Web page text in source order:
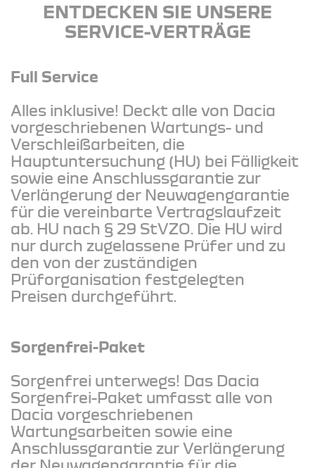
ENTDECKEN SIE UNSERE
SERVICE-VERTRÄGE
Full Service
Alles inklusive! Deckt alle von Dacia
vorgeschriebenen Wartungs- und
Verschleißarbeiten, die
Hauptuntersuchung (HU) bei Fälligkeit
sowie eine Anschlussgarantie zur
Verlängerung der Neuwagengarantie
für die vereinbarte Vertragslaufzeit
ab. HU nach § 29 StVZO. Die HU wird
nur durch zugelassene Prüfer und zu
den von der zuständigen
Prüforganisation festgelegten
Preisen durchgeführt.
Sorgenfrei-Paket
Sorgenfrei unterwegs! Das Dacia
Sorgenfrei-Paket umfasst alle von
Dacia vorgeschriebenen
Wartungsarbeiten sowie eine
Anschlussgarantie zur Verlängerung